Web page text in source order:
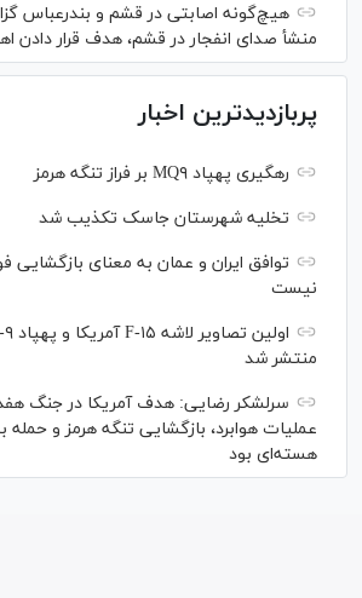
هیچ‌گونه اصابتی در قشم و بندرعباس
منشأ صدای انفجار در قشم، هدف قرار دادن
پربازدیدترین اخبار
رهگیری پهپاد MQ۹ بر فراز تنگه هرمز
تخلیه شهرستان جاسک تکذیب شد
توافق ایران و عمان به معنای بازگشایی
نیست
منتشر شد
سرلشکر رضایی: هدف آمریکا در جنگ
عملیات هوابرد، بازگشایی تنگه هرمز و
هسته‌ای بود